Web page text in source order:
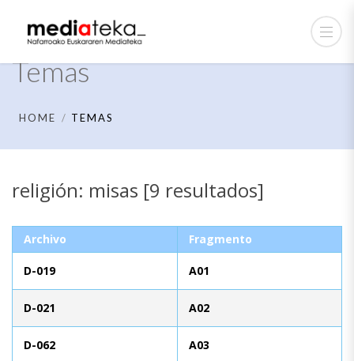
Temas
HOME TEMAS
religión: misas [9 resultados]
Archivo Fragmento
D-019 A01
D-021 A02
D-062 A03